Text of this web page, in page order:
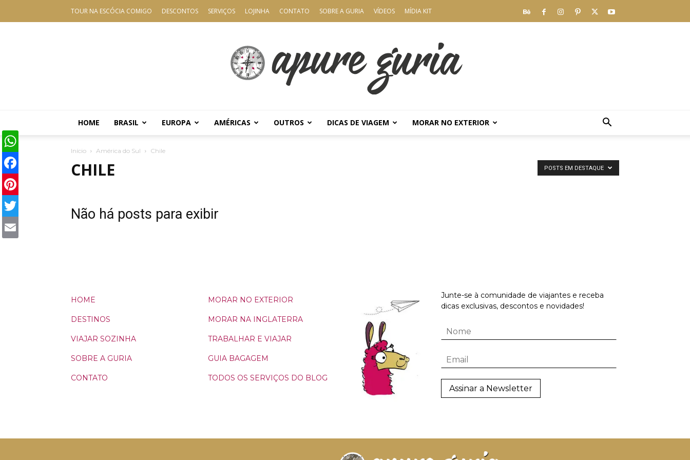
TOUR NA ESCÓCIA COMIGO DESCONTOS SERVIÇOS LOJINHA CONTATO SOBRE A GURIA VÍDEOS MÍDIA KIT
HOME BRASIL EUROPA AMÉRICAS OUTROS DICAS DE VIAGEM MORAR NO EXTERIOR
Início América do Sul Chile
CHILE POSTS EM DESTAQUE
Não há posts para exibir
HOME
DESTINOS
VIAJAR SOZINHA
SOBRE A GURIA
CONTATO
MORAR NO EXTERIOR
MORAR NA INGLATERRA
TRABALHAR E VIAJAR
GUIA BAGAGEM
TODOS OS SERVIÇOS DO BLOG
Junte-se à comunidade de viajantes e receba
dicas exclusivas, descontos e novidades!
WhatsApp
Facebook
Pinterest
Twitter